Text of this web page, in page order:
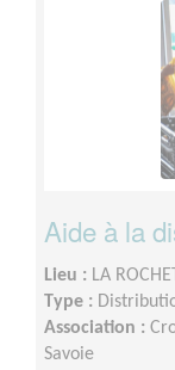
Aide à la
Lieu : LA
Type :
Association :
Savoie